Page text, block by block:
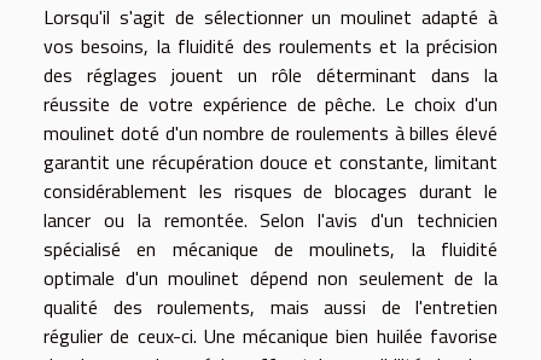
Lorsqu'il s'agit de sélectionner un moulinet adapté à
vos besoins, la fluidité des roulements et la précision
des réglages jouent un rôle déterminant dans la
réussite de votre expérience de pêche. Le choix d'un
moulinet doté d'un nombre de roulements à billes élevé
garantit une récupération douce et constante, limitant
considérablement les risques de blocages durant le
lancer ou la remontée. Selon l'avis d'un technicien
spécialisé en mécanique de moulinets, la fluidité
optimale d'un moulinet dépend non seulement de la
qualité des roulements, mais aussi de l'entretien
régulier de ceux-ci. Une mécanique bien huilée favorise